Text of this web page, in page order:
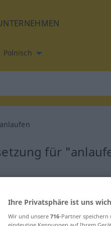
Polnisch
anlaufen
für
Verb
Ihre Privatsphäre ist uns
Wir und unsere 716-Partner speichern
eindeutige Kennungen auf Ihrem